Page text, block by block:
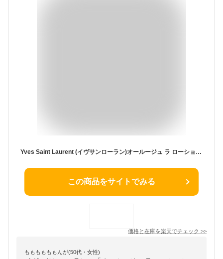
Yves Saint Laurent (イヴサンローラン)オールージュ ラ ローション 150mL
この商品をサイトでみる
価格と在庫を楽天でチェック >>
ももももももんが(50代・女性)